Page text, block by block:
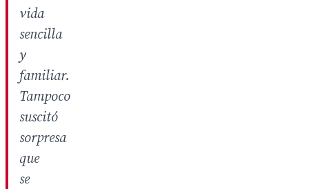
vida
sencilla
y
familiar.
Tampoco
suscitó
sorpresa
que
se